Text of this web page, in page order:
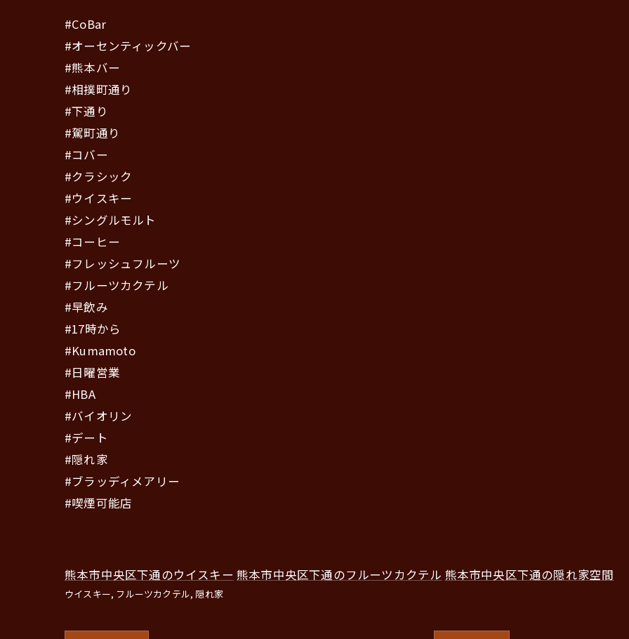
#CoBar
#オーセンティックバー
#熊本バー
#相撲町通り
#下通り
#駕町通り
#コバー
#クラシック
#ウイスキー
#シングルモルト
#コーヒー
#フレッシュフルーツ
#フルーツカクテル
#早飲み
#17時から
#Kumamoto
#日曜営業
#HBA
#バイオリン
#デート
#隠れ家
#ブラッディメアリー
#喫煙可能店
熊本市中央区下通のウイスキー 熊本市中央区下通のフルーツカクテル 熊本市中央区下通の隠れ家空間
ウイスキー フルーツカクテル 隠れ家